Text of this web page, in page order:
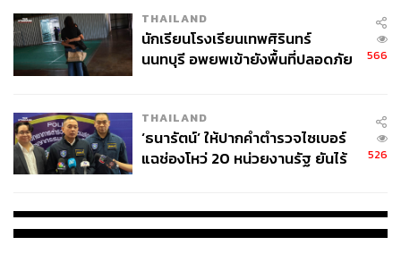
THAILAND
นักเรียนโรงเรียนเทพศิรินทร์
นนทบุรี อพยพเข้ายังพื้นที่ปลอดภัย
566
THAILAND
‘ธนารัตน์’ ให้ปากคำตำรวจไซเบอร์
แฉช่องโหว่ 20 หน่วยงานรัฐ ยันไร้
526